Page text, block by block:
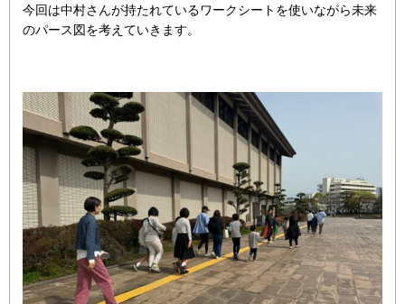
今回は中村さんが持たれているワークシートを使いながら未来
のパース図を考えていきます。